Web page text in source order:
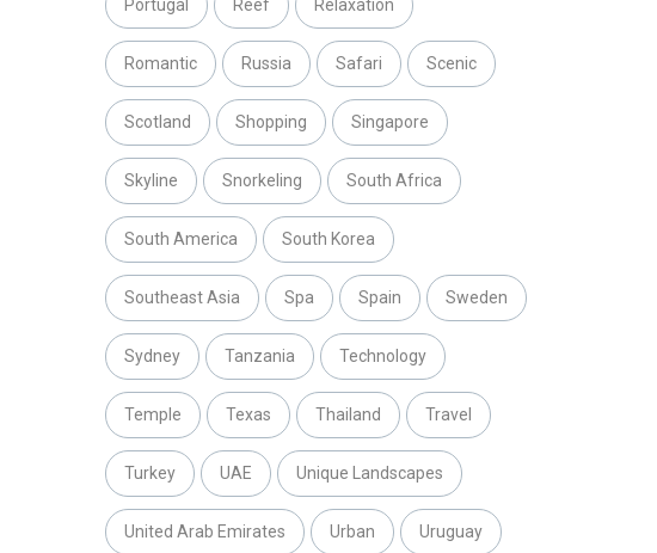
Portugal Reef Relaxation
Romantic Russia Safari Scenic
Scotland Shopping Singapore
Skyline Snorkeling South Africa
South America South Korea
Southeast Asia Spa Spain Sweden
Sydney Tanzania Technology
Temple Texas Thailand Travel
Turkey UAE Unique Landscapes
United Arab Emirates Urban Uruguay